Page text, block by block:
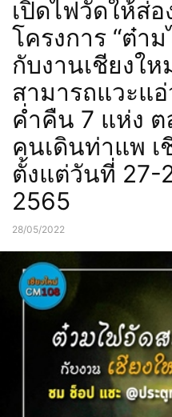
เปิดไฟวัดให้ส่อ
โครงการ “ต๋า
กับงานเชียงให
สามารถแวะแ
ค่ำคืน 7 แห่ง
คนเดินท่าแพ เ
ตั้งแต่วันที่ 27-
2565
28/05/2022